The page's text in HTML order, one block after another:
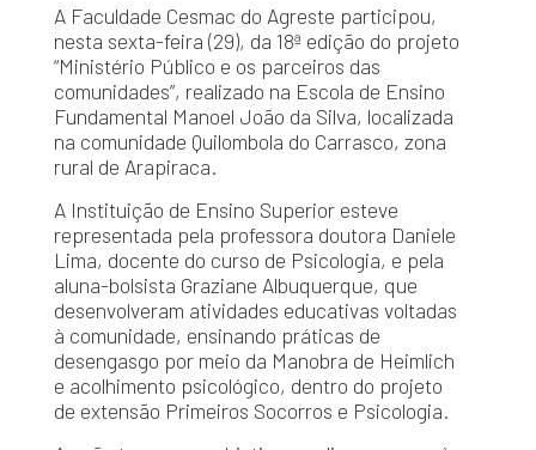
A Faculdade Cesmac do Agreste participou,
nesta sexta-feira (29), da 18ª edição do projeto
“Ministério Público e os parceiros das
comunidades”, realizado na Escola de Ensino
Fundamental Manoel João da Silva, localizada
na comunidade Quilombola do Carrasco, zona
rural de Arapiraca.
A Instituição de Ensino Superior esteve
representada pela professora doutora Daniele
Lima, docente do curso de Psicologia, e pela
aluna-bolsista Graziane Albuquerque, que
desenvolveram atividades educativas voltadas
à comunidade, ensinando práticas de
desengasgo por meio da Manobra de Heimlich
e acolhimento psicológico, dentro do projeto
de extensão Primeiros Socorros e Psicologia.